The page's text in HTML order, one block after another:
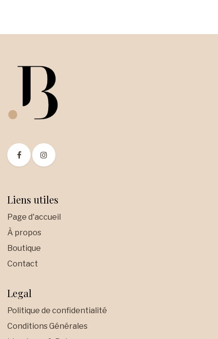
Liens utiles
Page d'accueil
À propos
Boutique
Contact
Legal
Politique de confidentialité
Conditions Générales